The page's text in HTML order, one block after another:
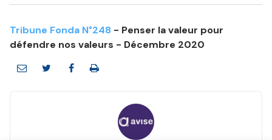
Tribune Fonda N°248 - Penser la valeur pour
défendre nos valeurs - Décembre 2020